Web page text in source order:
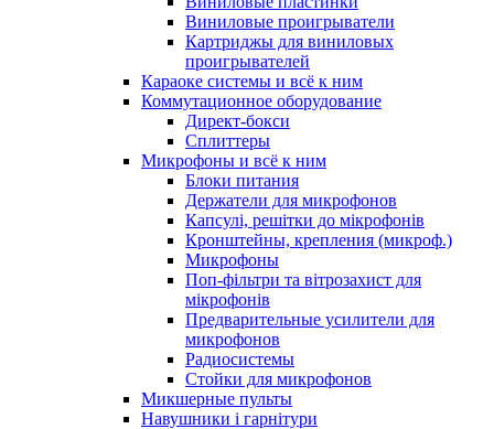
Виниловые проигрыватели
Картриджы для виниловых
проигрывателей
Караоке системы и всё к ним
Коммутационное оборудование
Директ-бокси
Сплиттеры
Микрофоны и всё к ним
Блоки питания
Держатели для микрофонов
Капсулі, решітки до мікрофонів
Кронштейны, крепления (микроф.)
Микрофоны
Поп-фільтри та вітрозахист для
мікрофонів
Предварительные усилители для
микрофонов
Радиосистемы
Стойки для микрофонов
Микшерные пульты
Навушники і гарнітури